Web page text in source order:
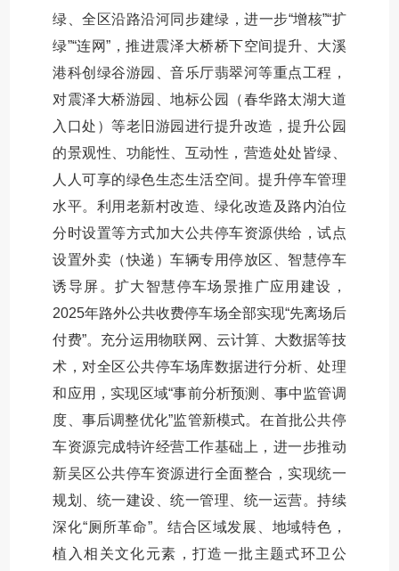
绿、全区沿路沿河同步建绿，进一步“增核”“扩
绿”“连网”，推进震泽大桥桥下空间提升、大溪
港科创绿谷游园、音乐厅翡翠河等重点工程，
对震泽大桥游园、地标公园（春华路太湖大道
入口处）等老旧游园进行提升改造，提升公园
的景观性、功能性、互动性，营造处处皆绿、
人人可享的绿色生态生活空间。提升停车管理
水平。利用老新村改造、绿化改造及路内泊位
分时设置等方式加大公共停车资源供给，试点
设置外卖（快递）车辆专用停放区、智慧停车
诱导屏。扩大智慧停车场景推广应用建设，
2025年路外公共收费停车场全部实现“先离场后
付费”。充分运用物联网、云计算、大数据等技
术，对全区公共停车场库数据进行分析、处理
和应用，实现区域“事前分析预测、事中监管调
度、事后调整优化”监管新模式。在首批公共停
车资源完成特许经营工作基础上，进一步推动
新吴区公共停车资源进行全面整合，实现统一
规划、统一建设、统一管理、统一运营。持续
深化“厕所革命”。结合区域发展、地域特色，
植入相关文化元素，打造一批主题式环卫公